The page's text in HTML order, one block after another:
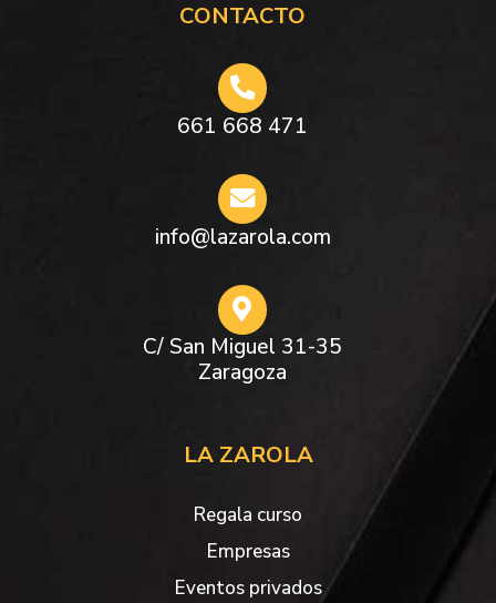
CONTACTO
661 668 471
info@lazarola.com
C/ San Miguel 31-35
Zaragoza
LA ZAROLA
Regala curso
Empresas
Eventos privados